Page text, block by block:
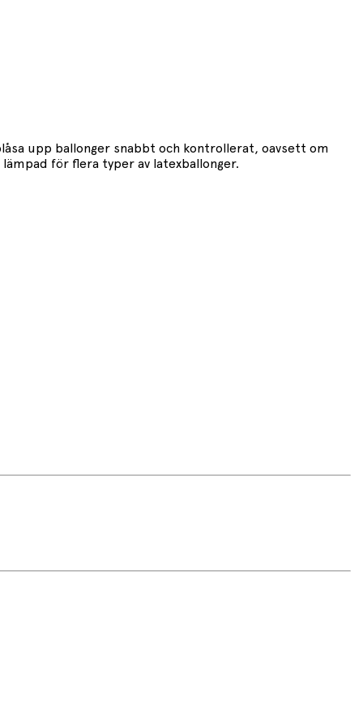
upp ballonger snabbt och kontrollerat, oavsett om
för flera typer av latexballonger.